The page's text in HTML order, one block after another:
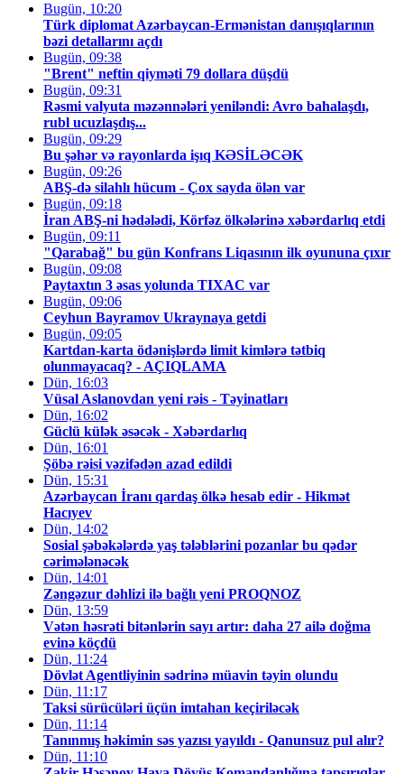
Bugün, 10:20
Türk diplomat Azərbaycan-Ermənistan danışıqlarının
bəzi detallarını açdı
Bugün, 09:38
"Brent" neftin qiyməti 79 dollara düşdü
Bugün, 09:31
Rəsmi valyuta məzənnələri yeniləndi: Avro bahalaşdı,
rubl ucuzlaşdış...
Bugün, 09:29
Bu şəhər və rayonlarda işıq KƏSİLƏCƏK
Bugün, 09:26
ABŞ-də silahlı hücum - Çox sayda ölən var
Bugün, 09:18
İran ABŞ-ni hədələdi, Körfəz ölkələrinə xəbərdarlıq etdi
Bugün, 09:11
"Qarabağ" bu gün Konfrans Liqasının ilk oyununa çıxır
Bugün, 09:08
Paytaxtın 3 əsas yolunda TIXAC var
Bugün, 09:06
Ceyhun Bayramov Ukraynaya getdi
Bugün, 09:05
Kartdan-karta ödənişlərdə limit kimlərə tətbiq
olunmayacaq? - AÇIQLAMA
Dün, 16:03
Vüsal Aslanovdan yeni rəis - Təyinatları
Dün, 16:02
Güclü külək əsəcək - Xəbərdarlıq
Dün, 16:01
Şöbə rəisi vəzifədən azad edildi
Dün, 15:31
Azərbaycan İranı qardaş ölkə hesab edir - Hikmət
Hacıyev
Dün, 14:02
Sosial şəbəkələrdə yaş tələblərini pozanlar bu qədər
cərimələnəcək
Dün, 14:01
Zəngəzur dəhlizi ilə bağlı yeni PROQNOZ
Dün, 13:59
Vətən həsrəti bitənlərin sayı artır: daha 27 ailə doğma
evinə köçdü
Dün, 11:24
Dövlət Agentliyinin sədrinə müavin təyin olundu
Dün, 11:17
Taksi sürücüləri üçün imtahan keçiriləcək
Dün, 11:14
Tanınmış həkimin səs yazısı yayıldı - Qanunsuz pul alır?
Dün, 11:10